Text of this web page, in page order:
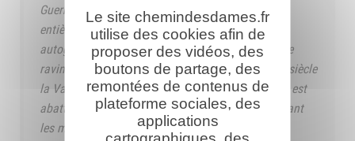
Guerre. Trois fois vandalisé, la dernière fois
entièrement détruit. Il a fallu faire une réplique
autographe et le déplacer. Il domine maintenant le
ravin de la Vallée-Foulon, appelé encore au XVIIe siècle
la Vallée de la Misère. Une plus grande misère s’y est
abattue en 1917 avec l’offensive Nivelle. Maintenant
les moineaux friquets viennent s’y percher en
Le site chemindesdames.fr
utilise des cookies afin de
proposer des vidéos, des
boutons de partage, des
remontées de contenus de
plateforme sociales, des
applications
cartographiques, des